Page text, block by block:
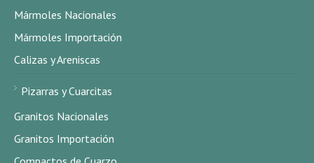
Mármoles Nacionales
Mármoles Importación
Calizas y Areniscas
Pizarras y Cuarcitas
Granitos Nacionales
Granitos Importación